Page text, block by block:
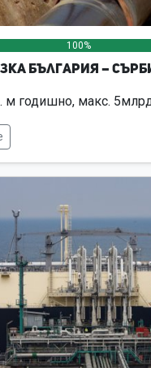
100%
България –
м годишно, макс.